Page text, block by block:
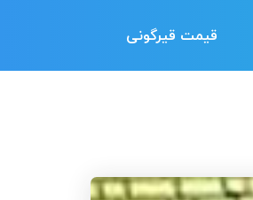
قیمت قیرگونی